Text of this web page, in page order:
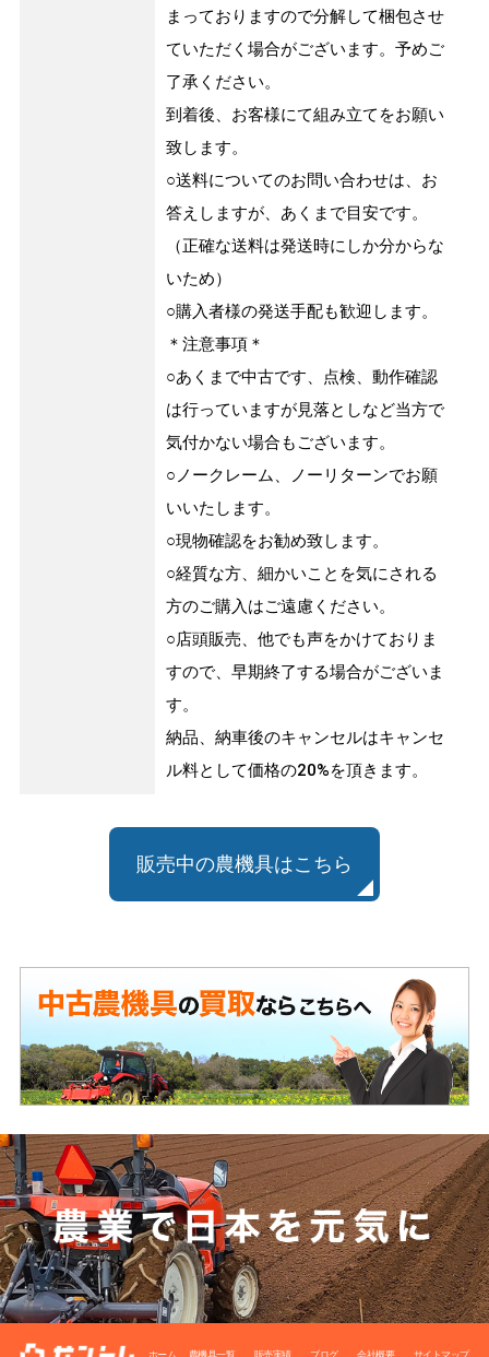
まっておりますので分解して梱包させ
ていただく場合がございます。予めご
了承ください。
到着後、お客様にて組み立てをお願い
致します。
○送料についてのお問い合わせは、お
答えしますが、あくまで目安です。
（正確な送料は発送時にしか分からな
いため）
○購入者様の発送手配も歓迎します。
＊注意事項＊
○あくまで中古です、点検、動作確認
は行っていますが見落としなど当方で
気付かない場合もございます。
○ノークレーム、ノーリターンでお願
いいたします。
○現物確認をお勧め致します。
○経質な方、細かいことを気にされる
方のご購入はご遠慮ください。
○店頭販売、他でも声をかけておりま
すので、早期終了する場合がございま
す。
納品、納車後のキャンセルはキャンセ
ル料として価格の20%を頂きます。
販売中の農機具はこちら